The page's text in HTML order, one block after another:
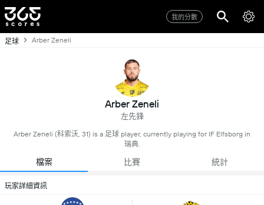
我的分數
足球 Arber Zeneli
Arber Zeneli
左先鋒
Arber Zeneli (科索沃, 31) is a 足球 player, currently playing for IF Elfsborg in
瑞典.
檔案 比賽 統計
玩家詳細資訊